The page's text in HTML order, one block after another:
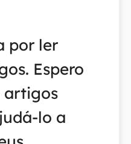
por ler
Espero
artigos
lo a